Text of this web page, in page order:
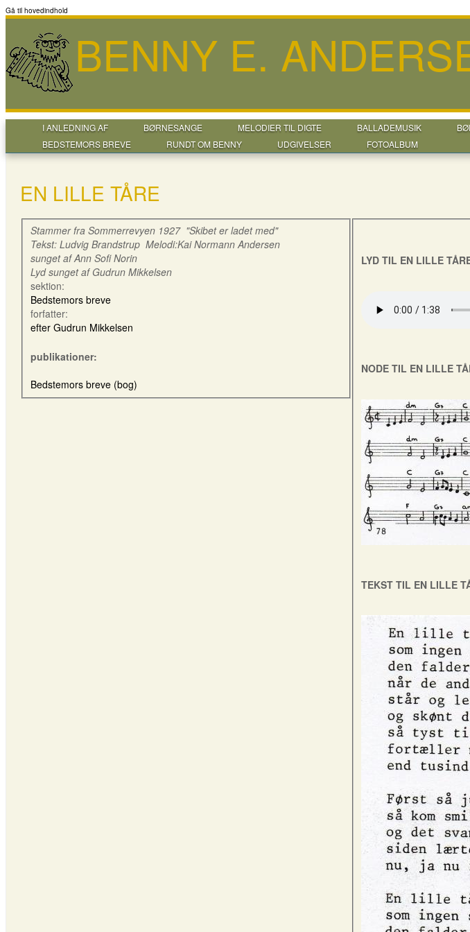
Gå til hovedindhold
BENNY E.
I ANLEDNING AF BØRNESANGE MELODIER TIL DIGTE BALLADEMUSIK
BEDSTEMORS BREVE
RUNDT OM BENNY UDGIVELSER FOTOALBUM
EN LILLE TÅRE
Stammer fra Sommerrevyen 1927 "Skibet er ladet med"
Tekst: Ludvig Brandstrup Melodi:Kai Normann Andersen
sunget af Ann Sofi Norin
Lyd sunget af Gudrun Mikkelsen
sektion:
Bedstemors breve
forfatter:
efter Gudrun Mikkelsen
publikationer:
Bedstemors breve (bog)
LYD TIL EN LILLE
NODE TIL EN LILLE
TEKST TIL EN LILLE